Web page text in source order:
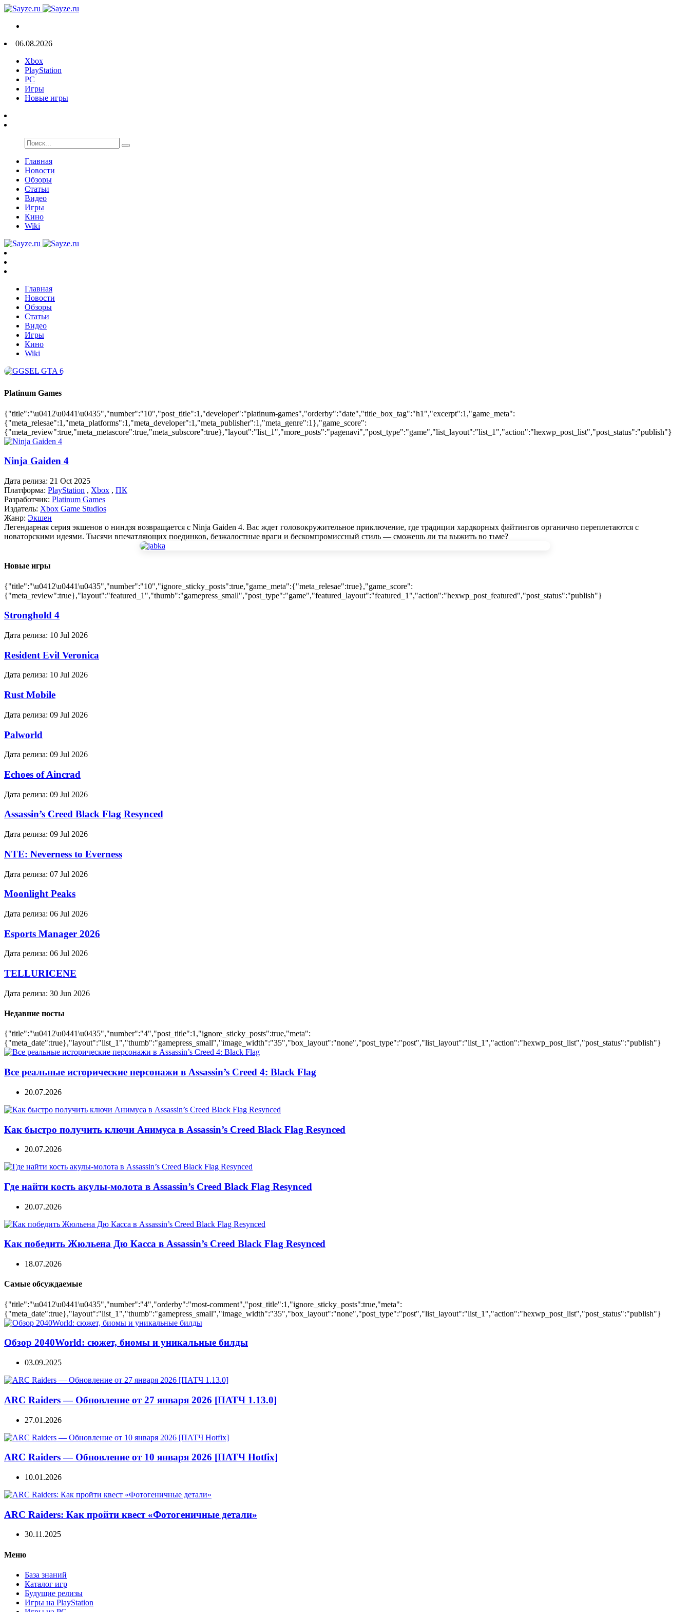
06.08.2026
Xbox
PlayStation
PC
Игры
Новые игры
Главная
Новости
Обзоры
Статьи
Видео
Игры
Кино
Wiki
Главная
Новости
Обзоры
Статьи
Видео
Игры
Кино
Wiki
Platinum Games
{"title":"\u0412\u0441\u0435","number":"10","post_title":1,"developer":"platinum-games","orderby":"date","title_box_tag":"h1","excerpt":1,"game_meta":
{"meta_relesae":1,"meta_platforms":1,"meta_developer":1,"meta_publisher":1,"meta_genre":1},"game_score":
{"meta_review":true,"meta_metascore":true,"meta_subscore":true},"layout":"list_1","more_posts":"pagenavi","post_type":"game","list_layout":"list_1","action":"hexwp_post_list","post_status":"publish"}
Ninja Gaiden 4
Дата релиза: 21 Oct 2025
Платформа: PlayStation , Xbox , ПК
Разработчик: Platinum Games
Издатель: Xbox Game Studios
Жанр: Экшен
Легендарная серия экшенов о ниндзя возвращается с Ninja Gaiden 4. Вас ждет головокружительное приключение, где традиции хардкорных файтингов органично переплетаются с
новаторскими идеями. Тысячи впечатляющих поединков, безжалостные враги и бескомпромиссный стиль — сможешь ли ты выжить во тьме?
Новые игры
{"title":"\u0412\u0441\u0435","number":"10","ignore_sticky_posts":true,"game_meta":{"meta_relesae":true},"game_score":
{"meta_review":true},"layout":"featured_1","thumb":"gamepress_small","post_type":"game","featured_layout":"featured_1","action":"hexwp_post_featured","post_status":"publish"}
Stronghold 4
Дата релиза: 10 Jul 2026
Resident Evil Veronica
Дата релиза: 10 Jul 2026
Rust Mobile
Дата релиза: 09 Jul 2026
Palworld
Дата релиза: 09 Jul 2026
Echoes of Aincrad
Дата релиза: 09 Jul 2026
Assassin’s Creed Black Flag Resynced
Дата релиза: 09 Jul 2026
NTE: Neverness to Everness
Дата релиза: 07 Jul 2026
Moonlight Peaks
Дата релиза: 06 Jul 2026
Esports Manager 2026
Дата релиза: 06 Jul 2026
TELLURICENE
Дата релиза: 30 Jun 2026
Недавние посты
{"title":"\u0412\u0441\u0435","number":"4","post_title":1,"ignore_sticky_posts":true,"meta":
{"meta_date":true},"layout":"list_1","thumb":"gamepress_small","image_width":"35","box_layout":"none","post_type":"post","list_layout":"list_1","action":"hexwp_post_list","post_status":"publish"}
Все реальные исторические персонажи в Assassin’s Creed 4: Black Flag
20.07.2026
Как быстро получить ключи Анимуса в Assassin’s Creed Black Flag Resynced
20.07.2026
Где найти кость акулы-молота в Assassin’s Creed Black Flag Resynced
20.07.2026
Как победить Жюльена Дю Касса в Assassin’s Creed Black Flag Resynced
18.07.2026
Самые обсуждаемые
{"title":"\u0412\u0441\u0435","number":"4","orderby":"most-comment","post_title":1,"ignore_sticky_posts":true,"meta":
{"meta_date":true},"layout":"list_1","thumb":"gamepress_small","image_width":"35","box_layout":"none","post_type":"post","list_layout":"list_1","action":"hexwp_post_list","post_status":"publish"}
Обзор 2040World: сюжет, биомы и уникальные билды
03.09.2025
ARC Raiders — Обновление от 27 января 2026 [ПАТЧ 1.13.0]
27.01.2026
ARC Raiders — Обновление от 10 января 2026 [ПАТЧ Hotfix]
10.01.2026
ARC Raiders: Как пройти квест «Фотогеничные детали»
30.11.2025
Меню
База знаний
Каталог игр
Будущие релизы
Игры на PlayStation